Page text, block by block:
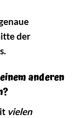
der
anderen
vielen